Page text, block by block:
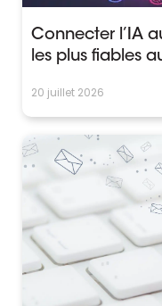
Connecter l’IA
les plus fiables
20 juillet 2026